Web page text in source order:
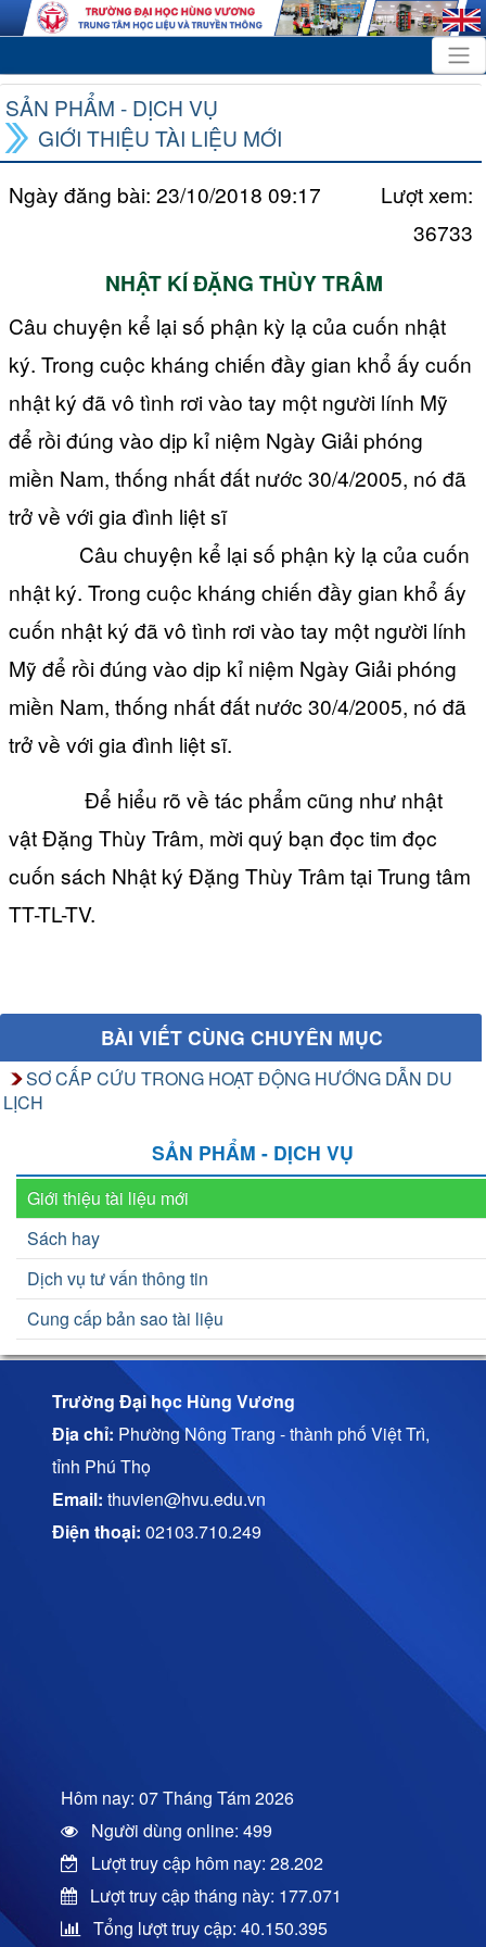
SẢN PHẨM - DỊCH VỤ
GIỚI THIỆU TÀI LIỆU MỚI
Ngày đăng bài: 23/10/2018 09:17
Lượt xem:
36733
NHẬT KÍ ĐẶNG THÙY TRÂM
Câu chuyện kể lại số phận kỳ lạ của cuốn nhật
ký. Trong cuộc kháng chiến đầy gian khổ ấy cuốn
nhật ký đã vô tình rơi vào tay một người lính Mỹ
để rồi đúng vào dịp kỉ niệm Ngày Giải phóng
miền Nam, thống nhất đất nước 30/4/2005, nó đã
trở về với gia đình liệt sĩ
Câu chuyện kể lại số phận kỳ lạ của cuốn
nhật ký. Trong cuộc kháng chiến đầy gian khổ ấy
cuốn nhật ký đã vô tình rơi vào tay một người lính
Mỹ để rồi đúng vào dịp kỉ niệm Ngày Giải phóng
miền Nam, thống nhất đất nước 30/4/2005, nó đã
trở về với gia đình liệt sĩ.
Để hiểu rõ về tác phẩm cũng như nhật
vật Đặng Thùy Trâm, mời quý bạn đọc tim đọc
cuốn sách Nhật ký Đặng Thùy Trâm tại Trung tâm
TT-TL-TV.
BÀI VIẾT CÙNG CHUYÊN MỤC
SƠ CẤP CỨU TRONG HOẠT ĐỘNG HƯỚNG DẪN DU
LỊCH
SẢN PHẨM - DỊCH VỤ
Giới thiệu tài liệu mới
Sách hay
Dịch vụ tư vấn thông tin
Cung cấp bản sao tài liệu
Trường Đại học Hùng Vương
Địa chỉ: Phường Nông Trang - thành phố Việt Trì,
tỉnh Phú Thọ
Email: thuvien@hvu.edu.vn
Điện thoại: 02103.710.249
Hôm nay: 07 Tháng Tám 2026
Người dùng online: 499
Lượt truy cập hôm nay: 28.202
Lượt truy cập tháng này: 177.071
Tổng lượt truy cập: 40.150.395